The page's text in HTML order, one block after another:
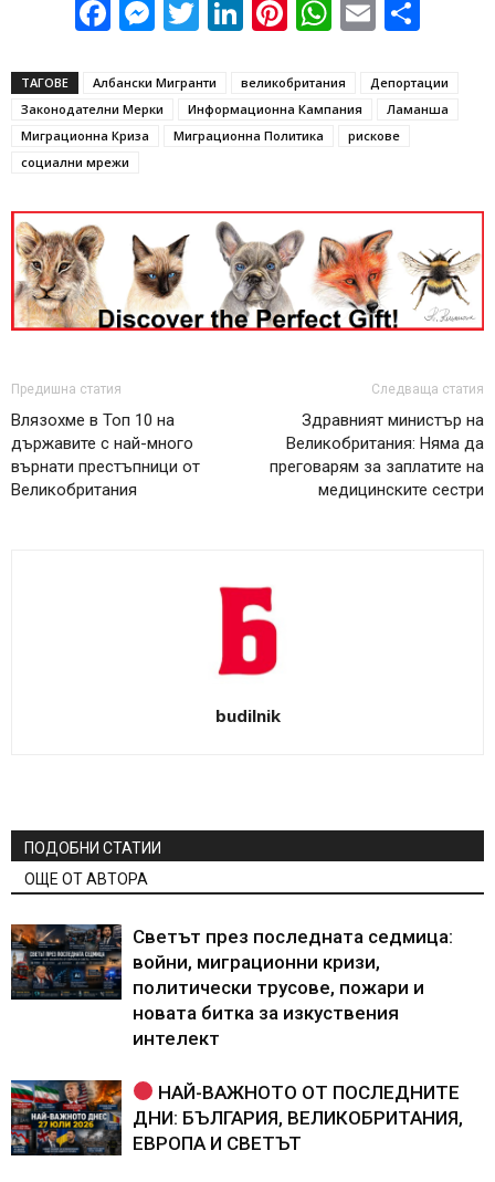
Facebook
Messenger
Twitter
LinkedIn
Pinterest
WhatsApp
Email
ТАГОВЕ Албански Мигранти великобритания
Депортации
Законодателни Мерки
Информационна Кампания
Ламанша
Миграционна Криза
Миграционна Политика
рискове
социални мрежи
Предишна статия
Влязохме в Топ 10 на
държавите с най-много
върнати престъпници от
Великобритания
Следваща статия
Здравният министър на
Великобритания: Няма да
преговарям за заплатите на
медицинските сестри
budilnik
ПОДОБНИ СТАТИИ
ОЩЕ ОТ АВТОРА
Светът през последната седмица:
войни, миграционни кризи,
политически трусове, пожари и
новата битка за изкуствения
интелект
НАЙ-ВАЖНОТО ОТ ПОСЛЕДНИТЕ
ДНИ: БЪЛГАРИЯ, ВЕЛИКОБРИТАНИЯ,
ЕВРОПА И СВЕТЪТ